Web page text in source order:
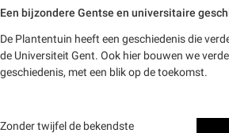
Een bijzondere Gentse en universitaire
De Plantentuin heeft een geschiedenis die
de Universiteit Gent. Ook hier bouwen we
geschiedenis, met een blik op de toekomst.
Zonder twijfel de bekendste